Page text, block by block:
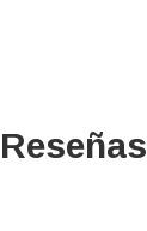
Reseñas